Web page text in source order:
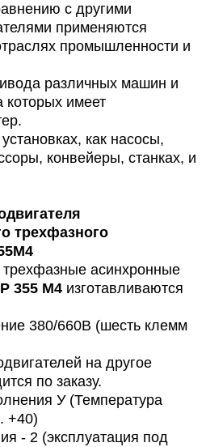
с другими
применяются
промышленности и
различных машин и
которых имеет
как насосы,
конвейеры, станках, и
трехфазного
асинхронные
355 М4 изготавливаются
380/660В (шесть клемм
на другое
по заказу.
У (Температура
+40)
- 2 (эксплуатация под